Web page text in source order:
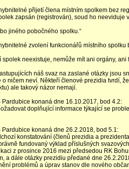
přijetí člena místním spolkem bez
zapsán (registrován), soud ho neeviduje
jiného pobočného spolku.“
zvolení funkcionářů místního spolku
spolek neexistuje, nemůže mít ani orgány, ani
náš svaz na zaslané otázky jsou
o ničem neví. Někteří členové prezidia tvrdí,
ale takový názor nemají.
Pardubice konaná dne 16.10.2017, bod 4.2:
doplňující informace týkající se
Pardubice konaná dne 26.2.2018, bod 5.1:
konstatování (členů prezidia a
fundovaný výklad příslušných
z prosince 2016 mezi předsedou RK
a dále otázky prezidiu předané dne
problémů a úprav stanov dle nového